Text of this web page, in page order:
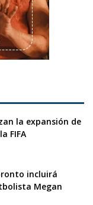
la expansión de
FIFA
incluirá
Megan